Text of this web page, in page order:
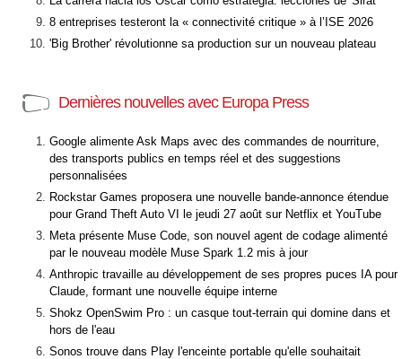
8 entreprises testeront la « connectivité critique » à l’ISE 2026
'Big Brother' révolutionne sa production sur un nouveau plateau
Dernières nouvelles avec Europa Press
Google alimente Ask Maps avec des commandes de nourriture,
des transports publics en temps réel et des suggestions
personnalisées
Rockstar Games proposera une nouvelle bande-annonce étendue
pour Grand Theft Auto VI le jeudi 27 août sur Netflix et YouTube
Meta présente Muse Code, son nouvel agent de codage alimenté
par le nouveau modèle Muse Spark 1.2 mis à jour
Anthropic travaille au développement de ses propres puces IA pour
Claude, formant une nouvelle équipe interne
Shokz OpenSwim Pro : un casque tout-terrain qui domine dans et
hors de l'eau
Sonos trouve dans Play l'enceinte portable qu'elle souhaitait